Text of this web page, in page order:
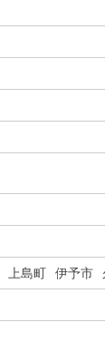
上島町 伊予市